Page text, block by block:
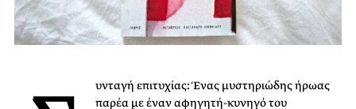
υνταγή επιτυχίας: Ένας μυστηριώδης ήρωας
παρέα με έναν αφηγητή-κυνηγό του